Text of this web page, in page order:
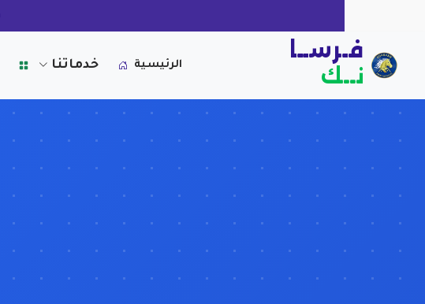
فـرســا
نــك الرئيسية خدماتنا